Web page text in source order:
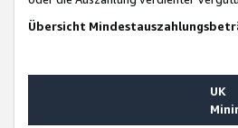
Übersicht
UK